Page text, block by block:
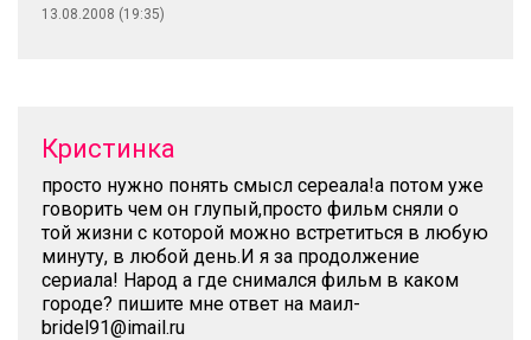
13.08.2008 (19:35)
Кристинка
просто нужно понять смысл сереала!а потом уже
говорить чем он глупый,просто фильм сняли о
той жизни с которой можно встретиться в любую
минуту, в любой день.И я за продолжение
сериала! Народ а где снимался фильм в каком
городе? пишите мне ответ на маил-
bridel91@imail.ru